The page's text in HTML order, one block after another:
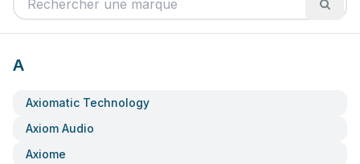
A
Axiomatic Technology
Axiom Audio
Axiome